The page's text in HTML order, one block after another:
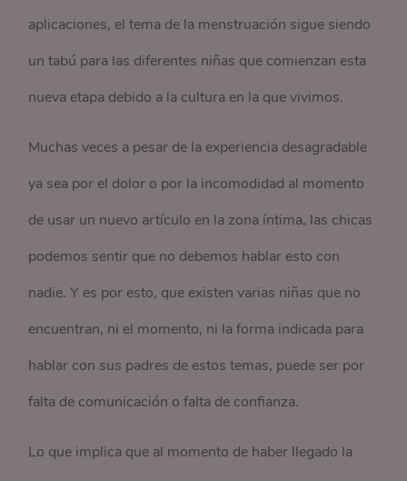
aplicaciones, el tema de la menstruación sigue siendo
un tabú para las diferentes niñas que comienzan esta
nueva etapa debido a la cultura en la que vivimos.
Muchas veces a pesar de la experiencia desagradable
ya sea por el dolor o por la incomodidad al momento
de usar un nuevo artículo en la zona íntima, las chicas
podemos sentir que no debemos hablar esto con
nadie. Y es por esto, que existen varias niñas que no
encuentran, ni el momento, ni la forma indicada para
hablar con sus padres de estos temas, puede ser por
falta de comunicación o falta de confianza.
Lo que implica que al momento de haber llegado la